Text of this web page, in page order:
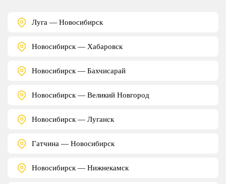
Луга — Новосибирск
Новосибирск — Хабаровск
Новосибирск — Бахчисарай
Новосибирск — Великий Новгород
Новосибирск — Луганск
Гатчина — Новосибирск
Новосибирск — Нижнекамск